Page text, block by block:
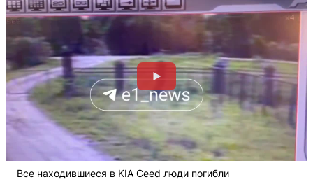
Все находившиеся в KIA Ceed люди погибли